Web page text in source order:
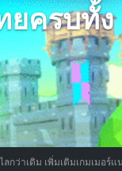
ครบทั้ง
ติมเกมเมอร์แน่นทุกเซิร์ฟ